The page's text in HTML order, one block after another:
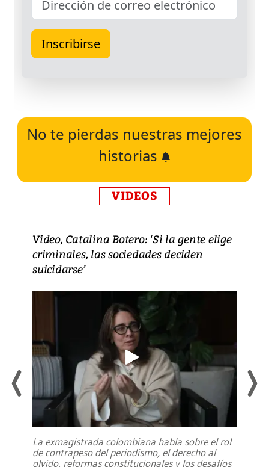
No te pierdas nuestras mejores
historias
VIDEOS
Video, Catalina Botero: ‘Si la gente elige
criminales, las sociedades deciden
suicidarse’
La exmagistrada colombiana habla sobre el rol
de contrapeso del periodismo, el derecho al
olvido, reformas constitucionales y los desafíos